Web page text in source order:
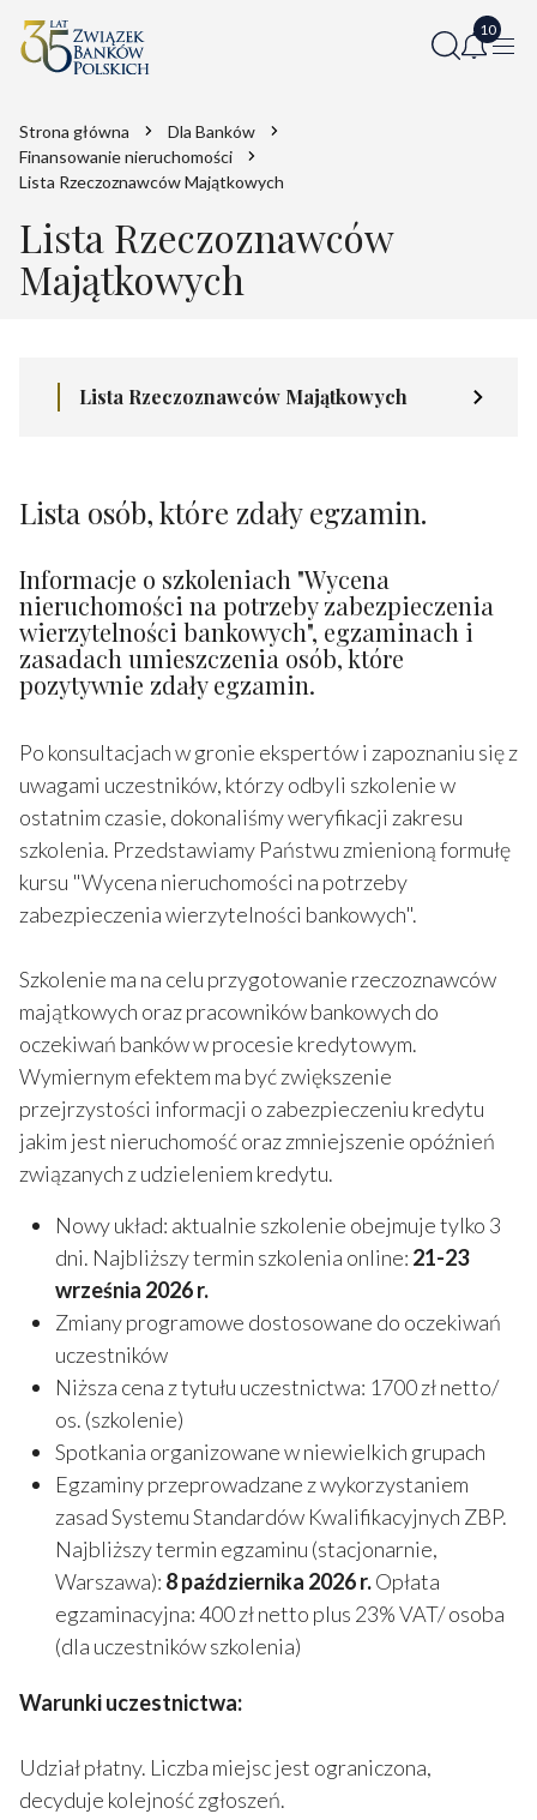
Strona główna
Dla Banków
Finansowanie nieruchomości
Lista Rzeczoznawców Majątkowych
Lista Rzeczoznawców
Majątkowych
Lista Rzeczoznawców Majątkowych
Lista osób, które zdały egzamin.
Informacje o szkoleniach "Wycena
nieruchomości na potrzeby zabezpieczenia
wierzytelności bankowych", egzaminach i
zasadach umieszczenia osób, które
pozytywnie zdały egzamin.
Po konsultacjach w gronie ekspertów i zapoznaniu się z
uwagami uczestników, którzy odbyli szkolenie w
ostatnim czasie, dokonaliśmy weryfikacji zakresu
szkolenia. Przedstawiamy Państwu zmienioną formułę
kursu "Wycena nieruchomości na potrzeby
zabezpieczenia wierzytelności bankowych".
Szkolenie ma na celu przygotowanie rzeczoznawców
majątkowych oraz pracowników bankowych do
oczekiwań banków w procesie kredytowym.
Wymiernym efektem ma być zwiększenie
przejrzystości informacji o zabezpieczeniu kredytu
jakim jest nieruchomość oraz zmniejszenie opóźnień
związanych z udzieleniem kredytu.
Nowy układ: aktualnie szkolenie obejmuje tylko 3
dni. Najbliższy termin szkolenia online: 21-23
września 2026 r.
Zmiany programowe dostosowane do oczekiwań
uczestników
Niższa cena z tytułu uczestnictwa: 1700 zł netto/
os. (szkolenie)
Spotkania organizowane w niewielkich grupach
Egzaminy przeprowadzane z wykorzystaniem
zasad Systemu Standardów Kwalifikacyjnych ZBP.
Najbliższy termin egzaminu (stacjonarnie,
Warszawa): 8października 2026 r.Opłata
egzaminacyjna: 400 zł netto plus 23% VAT/ osoba
(dla uczestników szkolenia)
Warunki uczestnictwa:
Udział płatny. Liczba miejsc jest ograniczona,
decyduje kolejność zgłoszeń.